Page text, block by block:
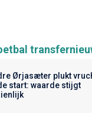
Ørjasæter plukt
start: waarde stijgt